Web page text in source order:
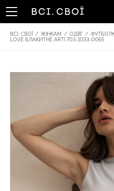
ВСІ. СВОЇ / ЖІНКАМ / ОДЯГ /
LOVE БЛАКИТНЕ ARTI 703-1033-0065